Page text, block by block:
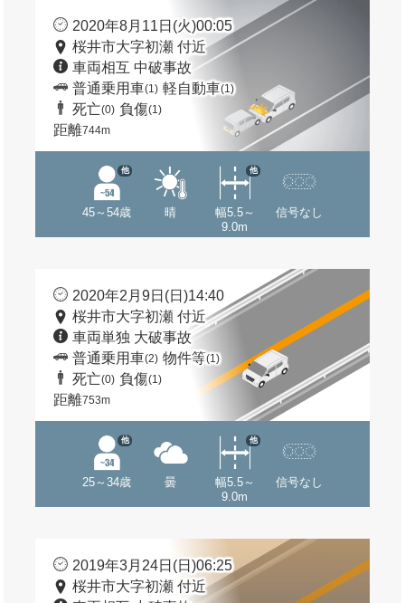
2020年8月11日(火)00:05
桜井市大字初瀬 付近
車両相互 中破事故
普通乗用車(1) 軽自動車(1)
死亡(0) 負傷(1)
距離744m
45～54歳
他
晴
幅5.5～
9.0m
他
信号なし
2020年2月9日(日)14:40
桜井市大字初瀬 付近
車両単独 大破事故
普通乗用車(2) 物件等(1)
死亡(0) 負傷(1)
距離753m
25～34歳
他
曇
幅5.5～
9.0m
他
信号なし
2019年3月24日(日)06:25
桜井市大字初瀬 付近